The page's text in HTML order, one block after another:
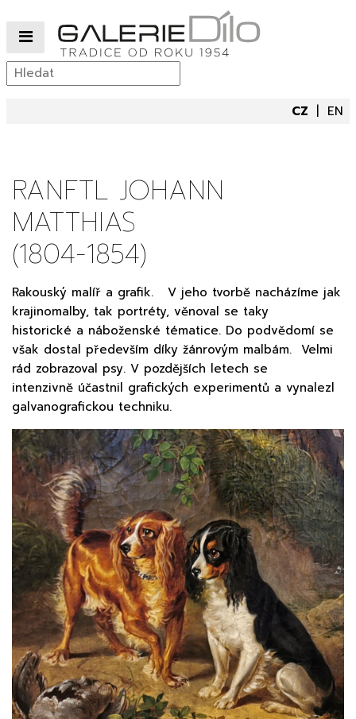
CZ EN
RANFTL JOHANN
MATTHIAS
(1804-1854)
Rakouský malíř a grafik. V jeho tvorbě nacházíme jak
krajinomalby, tak portréty, věnoval se taky
historické a náboženské tématice. Do podvědomí se
však dostal především díky žánrovým malbám. Velmi
rád zobrazoval psy. V pozdějších letech se
intenzivně účastnil grafických experimentů a vynalezl
galvanografickou techniku.